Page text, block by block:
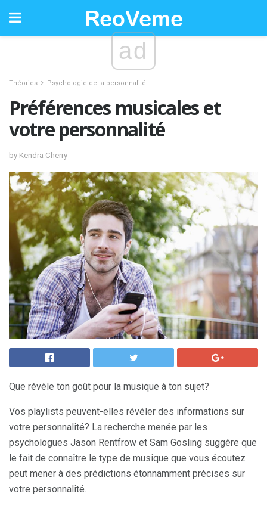
ad
Théories Psychologie de la personnalité
Préférences musicales et
votre personnalité
by Kendra Cherry
Que révèle ton goût pour la musique à ton sujet?
Vos playlists peuvent-elles révéler des informations sur
votre personnalité? La recherche menée par les
psychologues Jason Rentfrow et Sam Gosling suggère que
le fait de connaître le type de musique que vous écoutez
peut mener à des prédictions étonnamment précises sur
votre personnalité.